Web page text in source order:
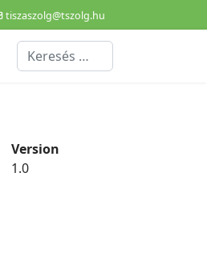
tiszaszolg@tszolg.hu
Keresés...
Version
1.0